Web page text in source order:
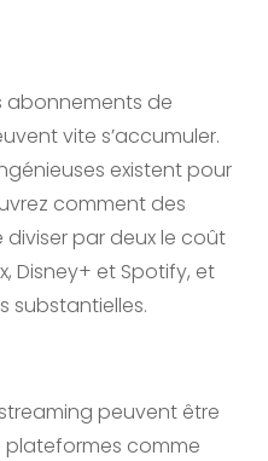
abonnements de
vite s’accumuler.
existent pour
comment des
par deux le coût
Disney+ et Spotify, et
substantielles.
peuvent être
comme